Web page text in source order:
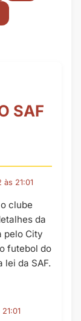
SAF
21:01
clube
da
pelo City
futebol do
lei da SAF.